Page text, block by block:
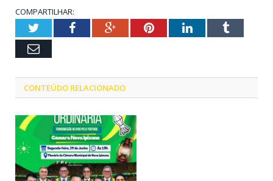
COMPARTILHAR:
TwitterFacebookGoogle+PinterestLinkedInTumblr
Email
CONTEÚDO RELACIONADO